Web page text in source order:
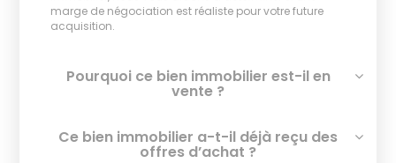
marge de négociation est réaliste pour votre future
acquisition.
Pourquoi ce bien immobilier est-il en
vente ?
Ce bien immobilier a-t-il déjà reçu des
offres d’achat ?